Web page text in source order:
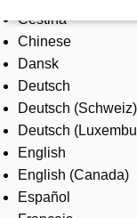
Products &
Industries
Services
About us
Where to buy
Contact us
Careers
Čeština
Chinese
Dansk
Deutsch
Deutsch (Schweiz)
Deutsch
English
English (Canada)
Español